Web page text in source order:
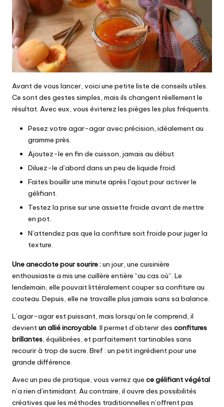
Avant de vous lancer, voici une petite liste de conseils utiles.
Ce sont des gestes simples, mais ils changent réellement le
résultat. Avec eux, vous éviterez les pièges les plus fréquents.
Pesez votre agar-agar avec précision, idéalement au
gramme près.
Ajoutez-le en fin de cuisson, jamais au début.
Diluez-le d’abord dans un peu de liquide froid.
Faites bouillir une minute après l’ajout pour activer le
gélifiant.
Testez la prise sur une assiette froide avant de mettre
en pot.
N’attendez pas que la confiture soit froide pour juger la
texture.
Une anecdote pour sourire :un jour, une cuisinière
enthousiaste a mis une cuillère entière “au cas où”. Le
lendemain, elle pouvait littéralement couper sa confiture au
couteau. Depuis, elle ne travaille plus jamais sans sa balance.
L’agar-agar est puissant, mais lorsqu’on le comprend, il
devient un allié incroyable . Il permet d’obtenir des confitures
brillantes , équilibrées, et parfaitement tartinables sans
recourir à trop de sucre. Bref : un petit ingrédient pour une
grande différence.
Avec un peu de pratique, vous verrez que ce gélifiant végétal
n’a rien d’intimidant. Au contraire, il ouvre des possibilités
créatives que les méthodes traditionnelles n’offrent pas